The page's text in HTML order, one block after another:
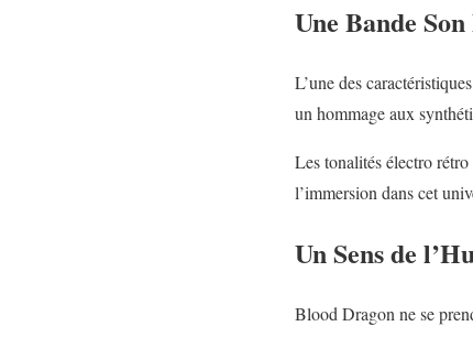
Une Bande
L’une des
un hommage aux
Les tonalités électro
l’immersion dans cet
Un Sens de
Blood Dragon ne se